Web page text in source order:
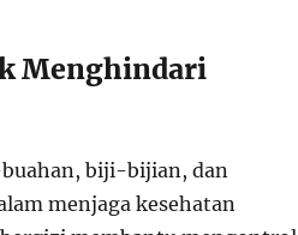
Menghindari
buahan, biji-bijian, dan
menjaga kesehatan